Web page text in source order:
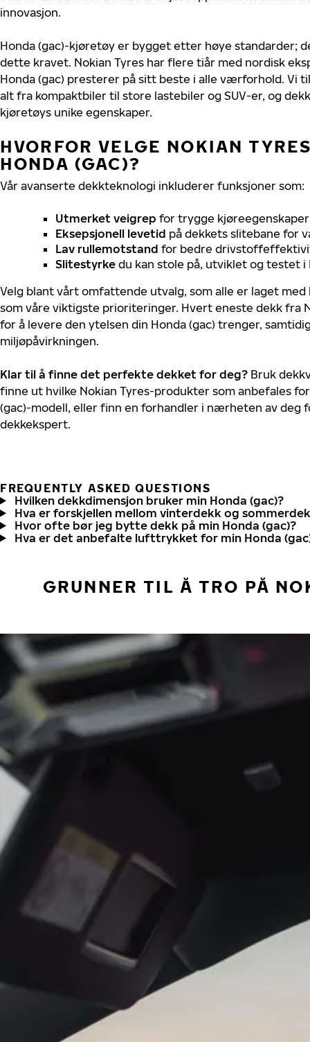
innovasjon.
Honda (gac)-kjøretøy er bygget etter høye standarder;
dette kravet. Nokian Tyres har flere tiår med nordisk
Honda (gac) presterer på sitt beste i alle værforhold. Vi
alt fra kompaktbiler til store lastebiler og SUV-er, og
kjøretøys unike egenskaper.
HVORFOR VELGE NOKIAN
HONDA (GAC)?
Vår avanserte dekkteknologi inkluderer funksjoner som:
Utmerket veigrep for trygge
Eksepsjonell levetid på dekkets slitebane for
Lav rullemotstand for bedre
Slitestyrke du kan stole på, utviklet og testet i
Velg blant vårt omfattende utvalg, som alle er laget
som våre viktigste prioriteringer. Hvert eneste dekk fra
for å levere den ytelsen din Honda (gac) trenger,
miljøpåvirkningen.
Klar til å finne det perfekte dekket for deg? Bruk
finne ut hvilke Nokian Tyres-produkter som anbefales
(gac)-modell, eller finn en forhandler i nærheten av deg
dekkekspert.
FREQUENTLY ASKED QUESTIONS
Hvilken dekkdimensjon bruker min Honda (gac)?
Hva er forskjellen mellom vinterdekk og
Hvor ofte bør jeg bytte dekk på min Honda (gac)?
Hva er det anbefalte lufttrykket for min Honda
GRUNNER TIL Å TRO PÅ